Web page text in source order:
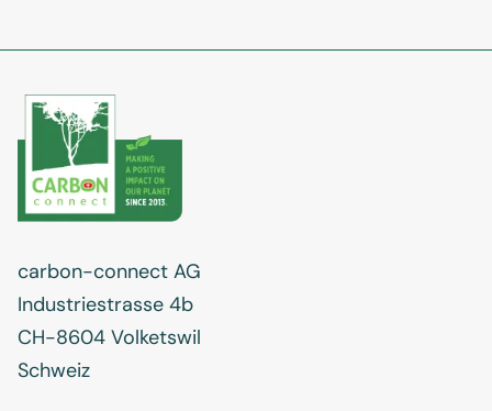
carbon-connect AG
Industriestrasse 4b
CH-8604 Volketswil
Schweiz